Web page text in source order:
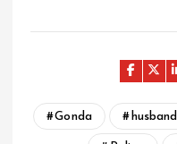
Gonda